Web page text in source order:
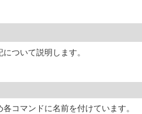
ついて説明します。
コマンドに名前を付けています。